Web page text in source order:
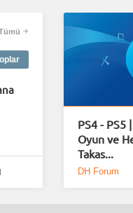
PS4 - PS5
Oyun ve
Takas...
DH Forum